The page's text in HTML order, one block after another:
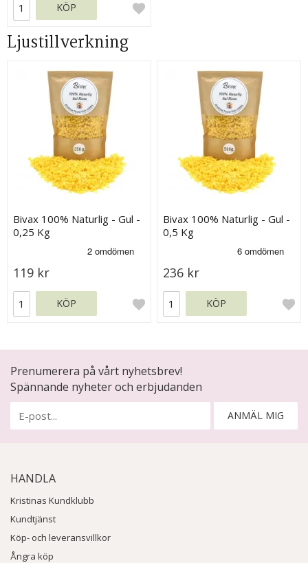
KÖP
Ljustillverkning
Bivax 100% Naturlig - Gul -
0,25 Kg
119 kr
KÖP
Bivax 100% Naturlig - Gul -
0,5 Kg
236 kr
KÖP
Prenumerera på vårt nyhetsbrev!
Spännande nyheter och erbjudanden
ANMÄL MIG
HANDLA
Kristinas Kundklubb
Kundtjänst
Köp- och leveransvillkor
Ångra köp